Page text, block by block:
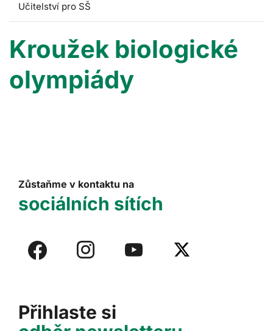
Učitelství pro SŠ
Kroužek biologické
olympiády
Přihlaste si
Zůstaňme v kontaktu na
sociálních sítích